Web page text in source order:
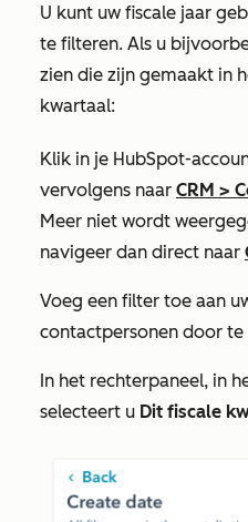
U kunt uw fiscale jaar
te filteren. Als u
zien die zijn gemaakt in
kwartaal:
Klik in je HubSpot-
vervolgens naar CRM >
Meer niet wordt
navigeer dan direct naar
Voeg een filter toe aan
contactpersonen door
In het rechterpaneel, in
selecteert u Dit fiscale